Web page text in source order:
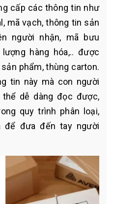
cấp các thông tin như
mã vạch, thông tin sản
người nhận, mã bưu
hàng hóa,.. được
phẩm, thùng carton.
tin này mà con người
dễ dàng đọc được,
quy trình phân loại,
để đưa đến tay người